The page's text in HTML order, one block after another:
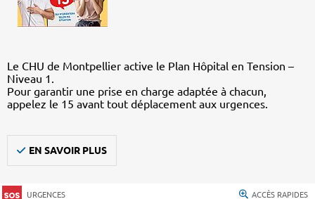
Le CHU de Montpellier active le Plan Hôpital en Tension –
Niveau 1.
Pour garantir une prise en charge adaptée à chacun,
appelez le 15 avant tout déplacement aux urgences.
EN SAVOIR PLUS
URGENCES ACCÈS RAPIDES